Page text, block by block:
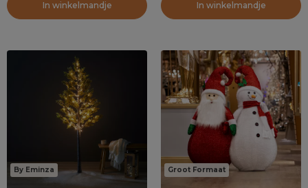
In winkelmandje In winkelmandje
By Eminza Groot Formaat